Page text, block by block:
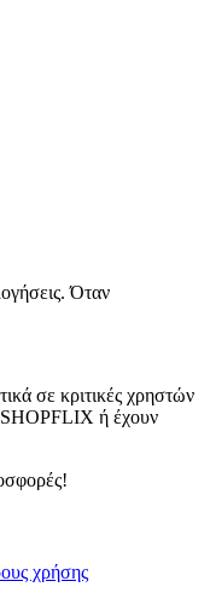
Όταν
σε κριτικές χρηστών
SHOPFLIX ή έχουν
χρήσης